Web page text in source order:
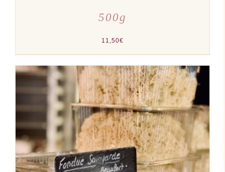
500g
11,50€
AJOUTER AU PANIER
DÉTAILS